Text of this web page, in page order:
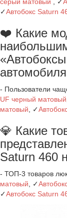
✓Автобокс Saturn
❤️ Какие
- Пользователи
UF черный матовый
матовый , ✓
💎 Какие
Saturn 460
- ТОП-3 товаров
матовый , ✓
✓Автобокс Saturn